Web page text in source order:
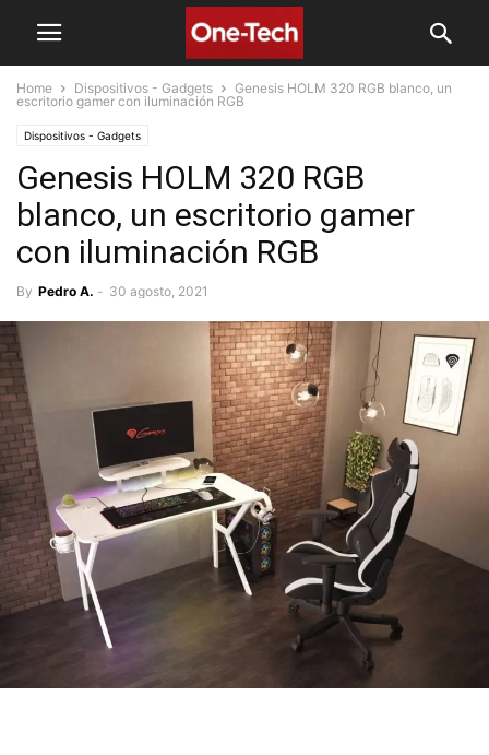
Home Dispositivos - Gadgets
Genesis HOLM 320 RGB blanco, un
escritorio gamer con iluminación RGB
Dispositivos - Gadgets
Genesis HOLM 320 RGB
blanco, un escritorio gamer
con iluminación RGB
By Pedro A. - 30 agosto, 2021